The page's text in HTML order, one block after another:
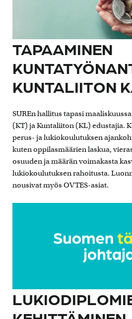
TAPAAMINEN
KUNTALIITON
SUREn hallitus tapasi
(KT) ja Kuntaliiton (KL) edustajia.
perus- ja lukiokoulutuksen
kuten oppilasmäärien laskua,
osuuden ja määrän voimakasta
lukiokoulutuksen rahoitusta.
nousivat myös OVTES-asiat.